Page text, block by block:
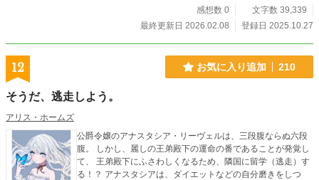
していく方を対象にしてはいません。 自分の記録と経験をもとにしています。
リアルタイムに近い形のダイエット記録になるので、必ず成果が出るとは限りま
感想数 0
文字数 39,339
最終更新日 2026.02.08
登録日 2025.10.27
12 お気に入り追加 210
そうだ、逃走しよう。
アリス・ホームズ
公爵令嬢のアナスタシア・リーヴェルは、三段腹ならぬ六段
腹。 しかし、麗しの王弟殿下の運命の番であることが発覚し
て、 王弟殿下にふさわしくなるため、隣国に留学（逃走）す
る！？ アナスタシアは、ダイエットなどの自分磨きをしつ